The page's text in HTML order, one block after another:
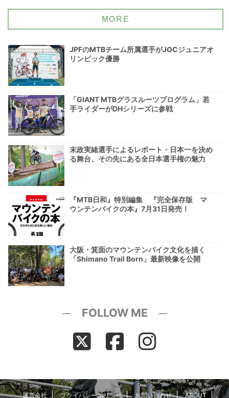
MORE
JPFのMTBチーム所属選手がJOCジュニアオ
リンピック優勝
「GIANT MTBグラスルーツプログラム」若
手ライダーがDHシリーズに参戦
末政実緒選手によるレポート・日本一を決め
る舞台、その先にある全日本選手権の魅力
『MTB日和』特別編集 『完全保存版 マ
ウンテンバイクの本』7月31日発売！
大阪・箕面のマウンテンバイク文化を描く
「Shimano Trail Born」最新映像を公開
─ FOLLOW ME ─
運営会社 プライバシーポリシー お問い合わせ ABOUT